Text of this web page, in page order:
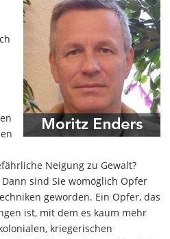
Neigung zu Gewalt?
sind Sie womöglich Opfer
geworden. Ein Opfer, das
ist, mit dem es kaum mehr
kriegerischen